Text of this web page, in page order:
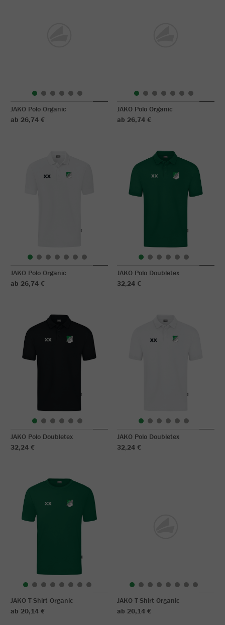
JAKO Polo Organic
ab 26,74 €
JAKO Polo Organic
ab 26,74 €
JAKO Polo Organic
ab 26,74 €
JAKO Polo Doubletex
32,24 €
JAKO Polo Doubletex
32,24 €
JAKO Polo Doubletex
32,24 €
JAKO T-Shirt Organic
ab 20,14 €
JAKO T-Shirt Organic
ab 20,14 €